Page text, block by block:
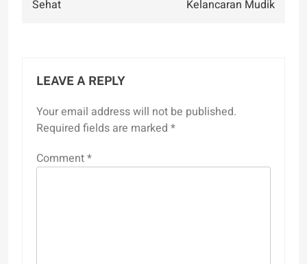
Sehat Kelancaran Mudik
LEAVE A REPLY
Your email address will not be published.
Required fields are marked *
Comment*